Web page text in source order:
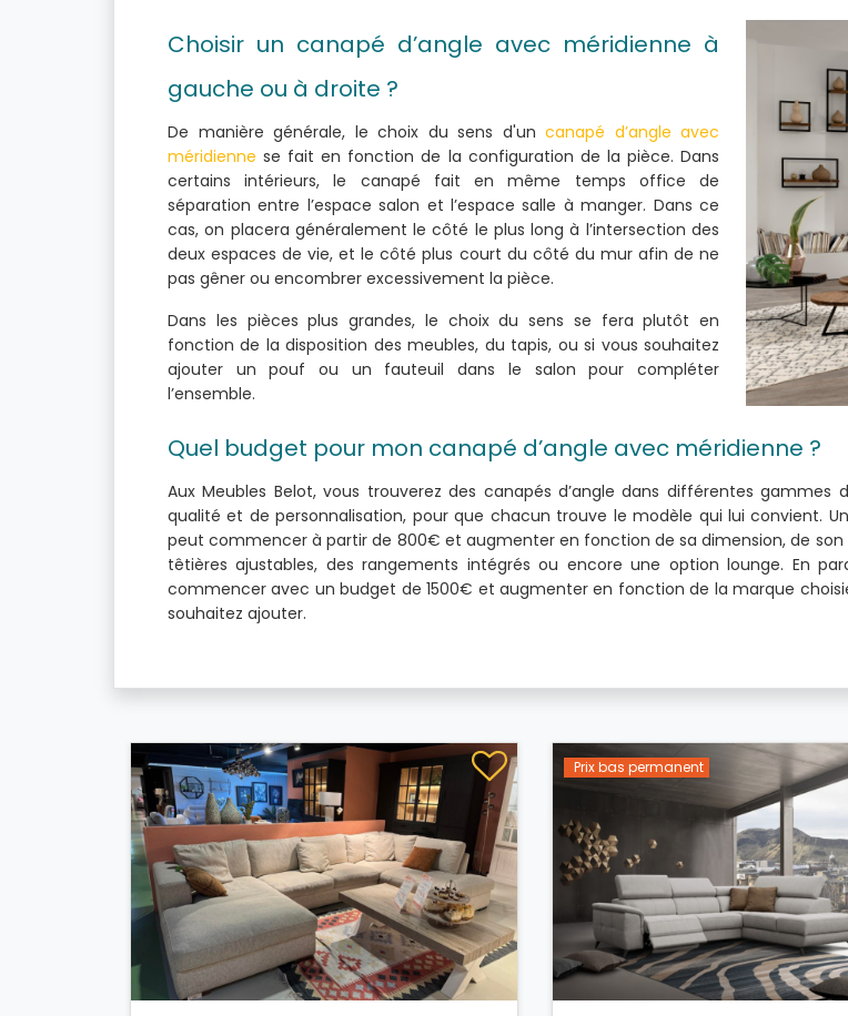
Choisir un canapé d’angle avec méridienne à
gauche ou à droite ?
De manière générale, le choix du sens d'un canapé d’angle avec
méridienne se fait en fonction de la configuration de la pièce. Dans
certains intérieurs, le canapé fait en même temps office de
séparation entre l’espace salon et l’espace salle à manger. Dans ce
cas, on placera généralement le côté le plus long à l’intersection des
deux espaces de vie, et le côté plus court du côté du mur afin de ne
pas gêner ou encombrer excessivement la pièce.
Dans les pièces plus grandes, le choix du sens se fera plutôt en
fonction de la disposition des meubles, du tapis, ou si vous souhaitez
ajouter un pouf ou un fauteuil dans le salon pour compléter
l’ensemble.
Quel budget pour mon canapé d’angle avec méridienne ?
Aux Meubles Belot, vous trouverez des canapés d’angle dans différentes
qualité et de personnalisation, pour que chacun trouve le modèle qui lui convient.
peut commencer à partir de 800€ et augmenter en fonction de sa dimension, de son
têtières ajustables, des rangements intégrés ou encore une option lounge. En
commencer avec un budget de 1500€ et augmenter en fonction de la marque
souhaitez ajouter.
Prix bas permanent